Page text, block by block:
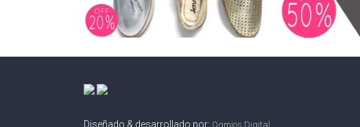
Diseñado & desarrollado por: Ogmios Digital